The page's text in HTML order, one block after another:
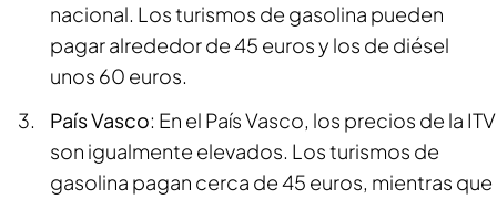
nacional. Los turismos de gasolina pueden
pagar alrededor de 45 euros y los de diésel
unos 60 euros.
País Vasco: En el País Vasco, los precios de la ITV
son igualmente elevados. Los turismos de
gasolina pagan cerca de 45 euros, mientras que